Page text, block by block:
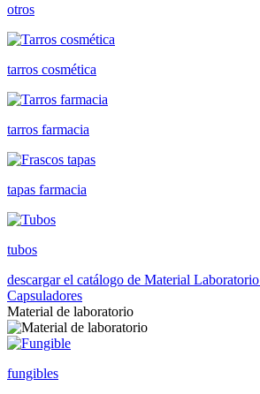
otros
tarros cosmética
tarros farmacia
tapas farmacia
tubos
descargar el catálogo de Material Laboratorio
Capsuladores
Material de laboratorio
fungibles